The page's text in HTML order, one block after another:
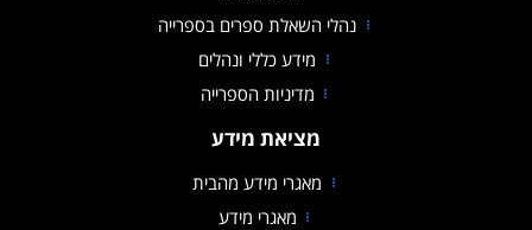
נהלי השאלת ספרים בספרייה
מידע כללי ונהלים
מדיניות הספרייה
קובץ מסוג PDF
מציאת מידע
מאגרי מידע מהבית
מאגרי מידע